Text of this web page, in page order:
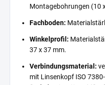
Montagebohrungen (10
Fachboden:
Winkelprofil:
37 x 37 mm.
Verbindungsmaterial:
mit Linsenkopf ISO